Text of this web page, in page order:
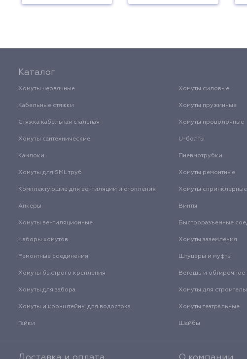
Каталог
Хомуты червячные Хомуты силовые
Кабельные стяжки Хомуты пружинные
Стяжка кабельная стальная Хомуты проволочные
Хомуты сантехнические U-болты
Камлоки Пневмотрубки
Хомуты для SML труб Хомуты ремонтные
Комплектующие для вентиляции и отопления Хомуты спринклерные
Анкеры Винты
Хомуты вентиляционные Быстроразъемные
Наборы хомутов Хомуты заземления
Ремонтные соединения Штуцеры и муфты
Хомуты быстрого крепления Ветошь и обтирочное
Хомуты для забора Хомуты для
Хомуты и кронштейны для водостока Хомуты театральные
Гайки Шайбы